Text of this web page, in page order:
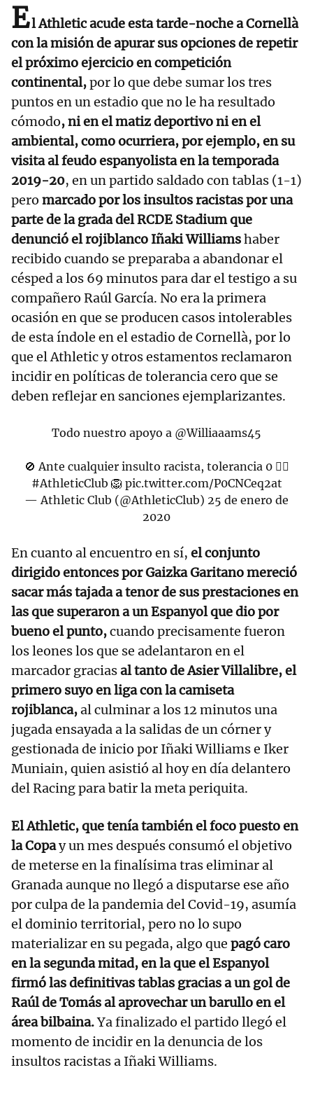
El Athletic acude esta tarde-noche a Cornellà
con la misión de apurar sus opciones de repetir
el próximo ejercicio en competición
continental,por lo que debe sumar los tres
puntos en un estadio que no le ha resultado
cómodo, ni en el matiz deportivo ni en el
ambiental, como ocurriera, por ejemplo, en su
visita al feudo espanyolista en la temporada
2019-20, en un partido saldado con tablas (1-1)
pero marcado por los insultos racistas por una
parte de la grada del RCDE Stadium que
denunció el rojiblanco Iñaki Williamshaber
recibido cuando se preparaba a abandonar el
césped a los 69 minutos para dar el testigo a su
compañero Raúl García. No era la primera
ocasión en que se producen casos intolerables
de esta índole en el estadio de Cornellà, por lo
que el Athletic y otros estamentos reclamaron
incidir en políticas de tolerancia cero que se
deben reflejar en sanciones ejemplarizantes.
Todo nuestro apoyo a @Williaaams45
🚫 Ante cualquier insulto racista, tolerancia 0 ✋🏿
#AthleticClub 🦁 pic.twitter.com/P0CNCeq2at
— Athletic Club (@AthleticClub) 25 de enero de
2020
En cuanto al encuentro en sí, el conjunto
dirigido entonces por Gaizka Garitano mereció
sacar más tajada a tenor de sus prestaciones en
las que superaron a un Espanyol que dio por
bueno el punto,cuando precisamente fueron
los leones los que se adelantaron en el
marcador graciasal tanto de Asier Villalibre, el
primero suyo en liga con la camiseta
rojiblanca,al culminar a los 12 minutos una
jugada ensayada a la salidas de un córner y
gestionada de inicio por Iñaki Williams e Iker
Muniain, quien asistió al hoy en día delantero
del Racing para batir la meta periquita.
El Athletic, que tenía también el foco puesto en
la Copay un mes después consumó el objetivo
de meterse en la finalísima tras eliminar al
Granada aunque no llegó a disputarse ese año
por culpa de la pandemia del Covid-19, asumía
el dominio territorial, pero no lo supo
materializar en su pegada, algo que pagó caro
en la segunda mitad, en la que el Espanyol
firmó las definitivas tablas gracias a un gol de
Raúl de Tomás al aprovechar un barullo en el
área bilbaina.Ya finalizado el partido llegó el
momento de incidir en la denuncia de los
insultos racistas a Iñaki Williams.